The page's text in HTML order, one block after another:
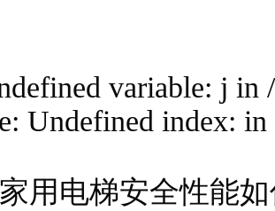
variable: j in
Undefined index:
家用电梯安全性能